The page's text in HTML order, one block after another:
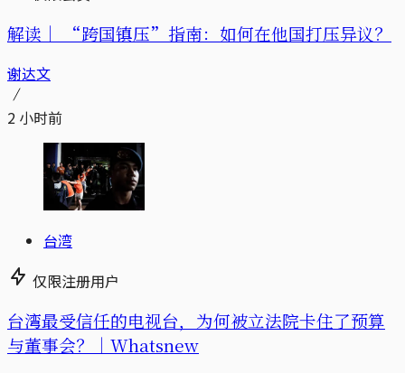
解读｜ “跨国镇压”指南：如何在他国打压异议？
谢达文
2 小时前
台湾
仅限注册用户
台湾最受信任的电视台，为何被立法院卡住了预算
与董事会？｜Whatsnew